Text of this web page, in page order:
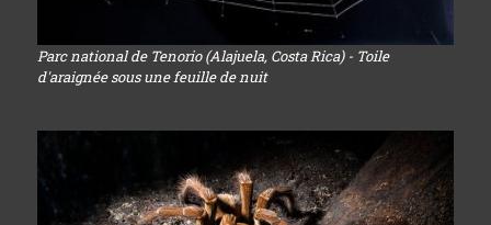
Parc national de Tenorio (Alajuela, Costa Rica) - Toile
d'araignée sous une feuille de nuit